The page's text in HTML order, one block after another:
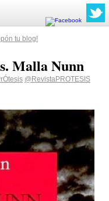
tu blog!
Malla Nunn
@RevistaPROTESIS